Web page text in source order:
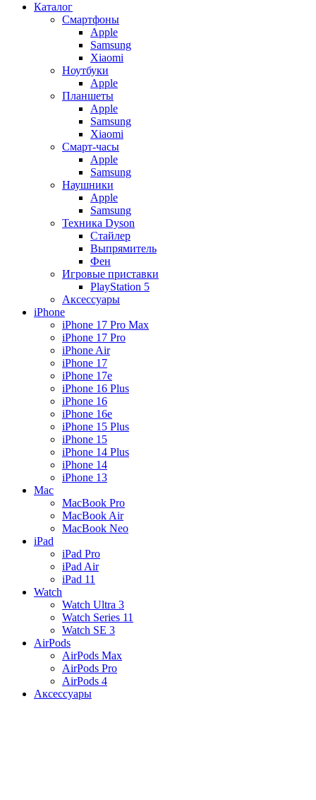
Каталог
Смартфоны
Apple
Samsung
Xiaomi
Ноутбуки
Apple
Планшеты
Apple
Samsung
Xiaomi
Смарт-часы
Apple
Samsung
Наушники
Apple
Samsung
Техника Dyson
Стайлер
Выпрямитель
Фен
Игровые приставки
PlayStation 5
Аксессуары
iPhone
iPhone 17 Pro Max
iPhone 17 Pro
iPhone Air
iPhone 17
iPhone 17e
iPhone 16 Plus
iPhone 16
iPhone 16e
iPhone 15 Plus
iPhone 15
iPhone 14 Plus
iPhone 14
iPhone 13
Mac
MacBook Pro
MacBook Air
MacBook Neo
iPad
iPad Pro
iPad Air
iPad 11
Watch
Watch Ultra 3
Watch Series 11
Watch SE 3
AirPods
AirPods Max
AirPods Pro
AirPods 4
Аксессуары